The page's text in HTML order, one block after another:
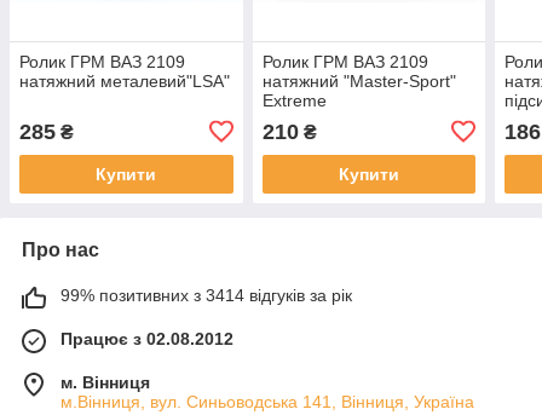
Ролик ГРМ ВАЗ 2109
натяжний металевий"LSA"
285 ₴
Купити
Ролик ГРМ ВАЗ 2109
натяжний "Master-Sport"
Extreme
210₴
Купити
186
Про нас
99% позитивних з 3414 відгуків за рік
Працює з 02.08.2012
м. Вінниця
м.Вінниця, вул. Синьоводська 141, Вінниця, Україна